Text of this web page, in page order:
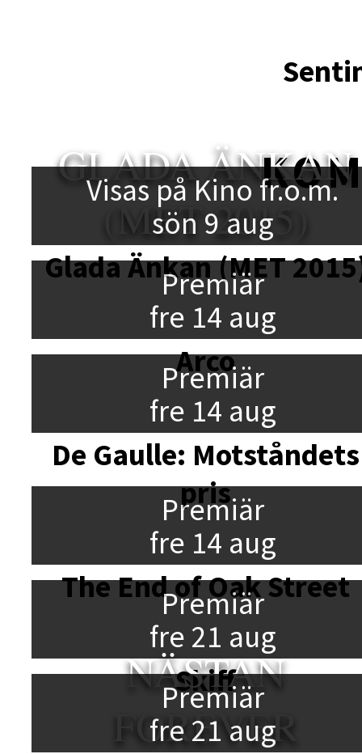
GLADA ÄNKAN
(MET 2015)
Visas på Kino fr.o.m.
sön 9 aug
Glada Änkan (MET
Premiär
fre 14 aug
Arco
Premiär
fre 14 aug
De Gaulle: Motståndets
pris
Premiär
fre 14 aug
The End of Oak Street
Premiär
fre 21 aug
Skiff
NÄSTAN
FOREVER
Premiär
fre 21 aug